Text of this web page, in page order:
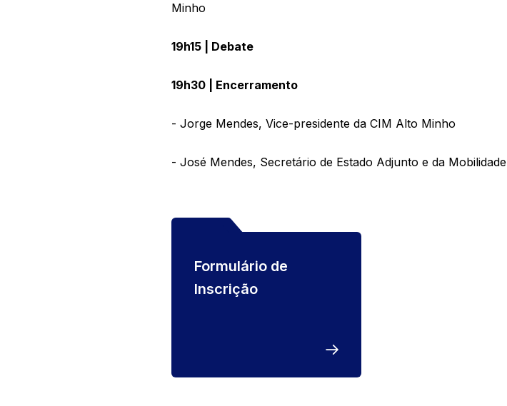
Minho
19h15 | Debate
19h30 | Encerramento
- Jorge Mendes, Vice-presidente da CIM Alto Minho
- José Mendes, Secretário de Estado Adjunto e da Mobilidade
Formulário de
Inscrição